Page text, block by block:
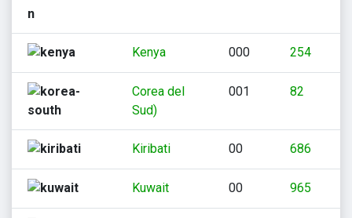
Kenya 000 254
Corea del
Sud)
001 82
Kiribati 00 686
Kuwait 00 965